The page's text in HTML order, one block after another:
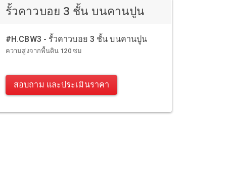
รั้วคาวบอย 3 ชั้น บนคานปูน
#H.CBW3 - รั้วคาวบอย 3 ชั้น บนคานปูน
ความสูงจากพื้นดิน 120 ซม
สอบถาม และประเมินราคา